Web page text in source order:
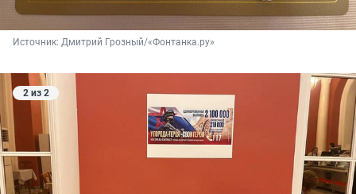
Источник: Дмитрий Грозный/«Фонтанка.ру»
2 из 2